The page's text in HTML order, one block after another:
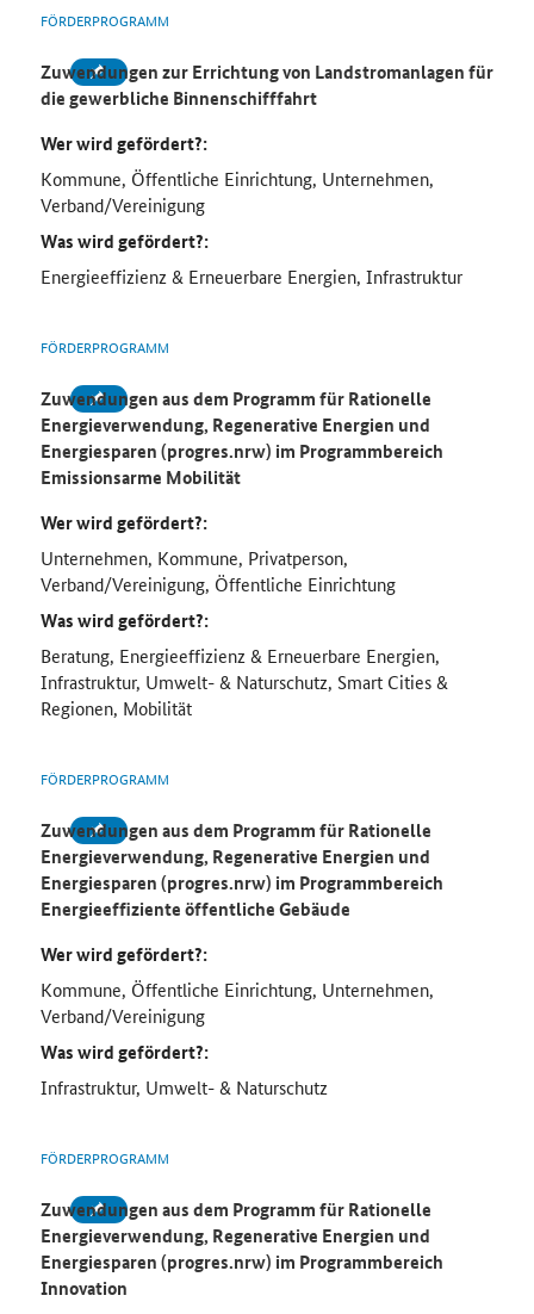
FÖRDERPROGRAMM
Zuwendungen zur Errichtung von Landstromanlagen für
die gewerbliche Binnenschifffahrt
Wer wird gefördert?:
Kommune, Öffentliche Einrichtung, Unternehmen,
Verband/Vereinigung
Was wird gefördert?:
Energieeffizienz & Erneuerbare Energien, Infrastruktur
FÖRDERPROGRAMM
Zuwendungen aus dem Programm für Rationelle
Energieverwendung, Regenerative Energien und
Energiesparen (progres.nrw) im Programmbereich
Emissionsarme Mobilität
Wer wird gefördert?:
Unternehmen, Kommune, Privatperson,
Verband/Vereinigung, Öffentliche Einrichtung
Was wird gefördert?:
Beratung, Energieeffizienz & Erneuerbare Energien,
Infrastruktur, Umwelt- & Naturschutz, Smart Cities &
Regionen, Mobilität
FÖRDERPROGRAMM
Zuwendungen aus dem Programm für Rationelle
Energieverwendung, Regenerative Energien und
Energiesparen (progres.nrw) im Programmbereich
Energieeffiziente öffentliche Gebäude
Wer wird gefördert?:
Kommune, Öffentliche Einrichtung, Unternehmen,
Verband/Vereinigung
Was wird gefördert?:
Infrastruktur, Umwelt- & Naturschutz
FÖRDERPROGRAMM
Zuwendungen aus dem Programm für Rationelle
Energieverwendung, Regenerative Energien und
Energiesparen (progres.nrw) im Programmbereich
Innovation